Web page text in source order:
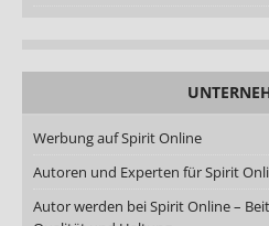
Werbung auf Spirit Online
Autoren und Experten für Spirit
Autor werden bei Spirit Online –